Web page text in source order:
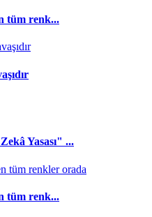
tüm renk...
Yasası" ...
tüm renk...